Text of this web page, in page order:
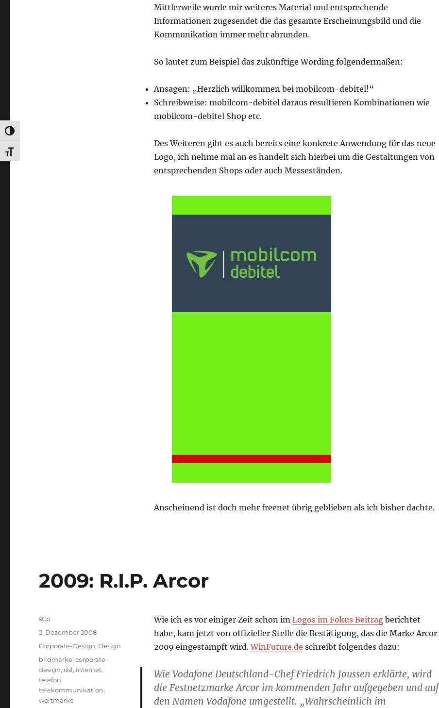
UMSCHALTEN AUF HOHE KONTRASTE
SCHRIFT VERGRÖSSERN
Mittlerweile wurde mir weiteres Material und entsprechende
Informationen zugesendet die das gesamte Erscheinungsbild und die
Kommunikation immer mehr abrunden.
So lautet zum Beispiel das zukünftige Wording folgendermaßen:
Ansagen: „Herzlich willkommen bei mobilcom-debitel!“
Schreibweise: mobilcom-debitel daraus resultieren Kombinationen wie
mobilcom-debitel Shop etc.
Des Weiteren gibt es auch bereits eine konkrete Anwendung für das neue
Logo, ich nehme mal an es handelt sich hierbei um die Gestaltungen von
entsprechenden Shops oder auch Messeständen.
Anscheinend ist doch mehr freenet übrig geblieben als ich bisher dachte.
2009: R.I.P. Arcor
Wie ich es vor einiger Zeit schon im Logos im Fokus Beitragberichtet
habe, kam jetzt von offizieller Stelle die Bestätigung, das die Marke Arcor
2009 eingestampft wird.WinFuture.de schreibt folgendes dazu:
Wie Vodafone Deutschland-Chef Friedrich Joussen erklärte, wird
die Festnetzmarke Arcor im kommenden Jahr aufgegeben und auf
den Namen Vodafone umgestellt. „Wahrscheinlich im
Autor
sCp
Veröffentlicht
2. Dezember 2008
Kategorien
Corporate-Design, Design
Schlagwörter
bildmarke,corporate-
design,dsl, internet,
telefon,
telekommunikation,
wortmarke